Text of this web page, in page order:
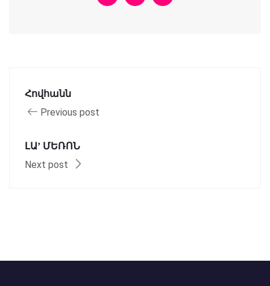
Հովհանն
Previous post
ԼԱ’ ՄԵՌՈՆ
Next post